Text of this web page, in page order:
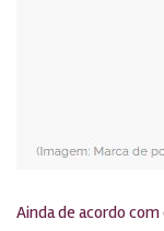
Ainda de acordo